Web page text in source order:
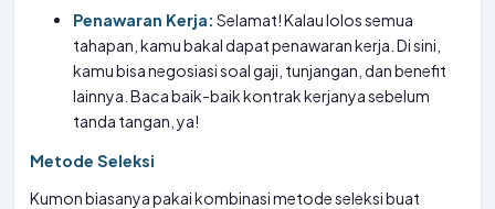
Penawaran Kerja: Selamat! Kalau lolos semua
tahapan, kamu bakal dapat penawaran kerja. Di sini,
kamu bisa negosiasi soal gaji, tunjangan, dan benefit
lainnya. Baca baik-baik kontrak kerjanya sebelum
tanda tangan, ya!
Metode Seleksi
Kumon biasanya pakai kombinasi metode seleksi buat